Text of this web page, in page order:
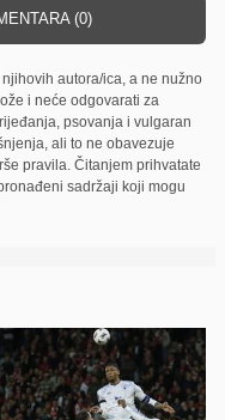
(0)
autora/ica, a ne nužno
i neće odgovarati za
psovanja i vulgaran
ali to ne obavezuje
pravila. Čitanjem prihvatate
sadržaji koji mogu